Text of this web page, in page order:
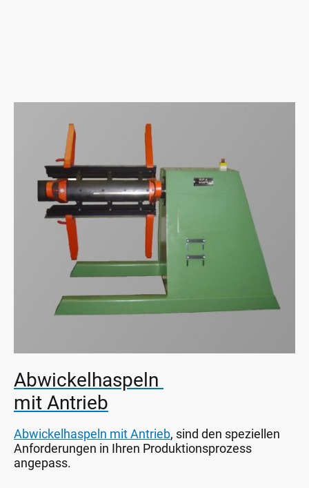
Abwickelhaspeln
mit Antrieb
Abwickelhaspeln mit Antrieb, sind den speziellen
Anforderungen in Ihren Produktionsprozess
angepass.